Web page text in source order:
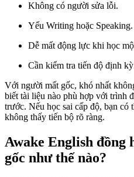
Không có người sửa lỗi.
Yếu Writing hoặc Speaking.
Dễ mất động lực khi học
Cần kiểm tra tiến độ định
Với người mất gốc, khó nhất
biết tài liệu nào phù hợp với trình
trước. Nếu học sai cấp độ, bạn có
không thấy tiến bộ rõ ràng.
Awake English đồng
gốc như thế nào?